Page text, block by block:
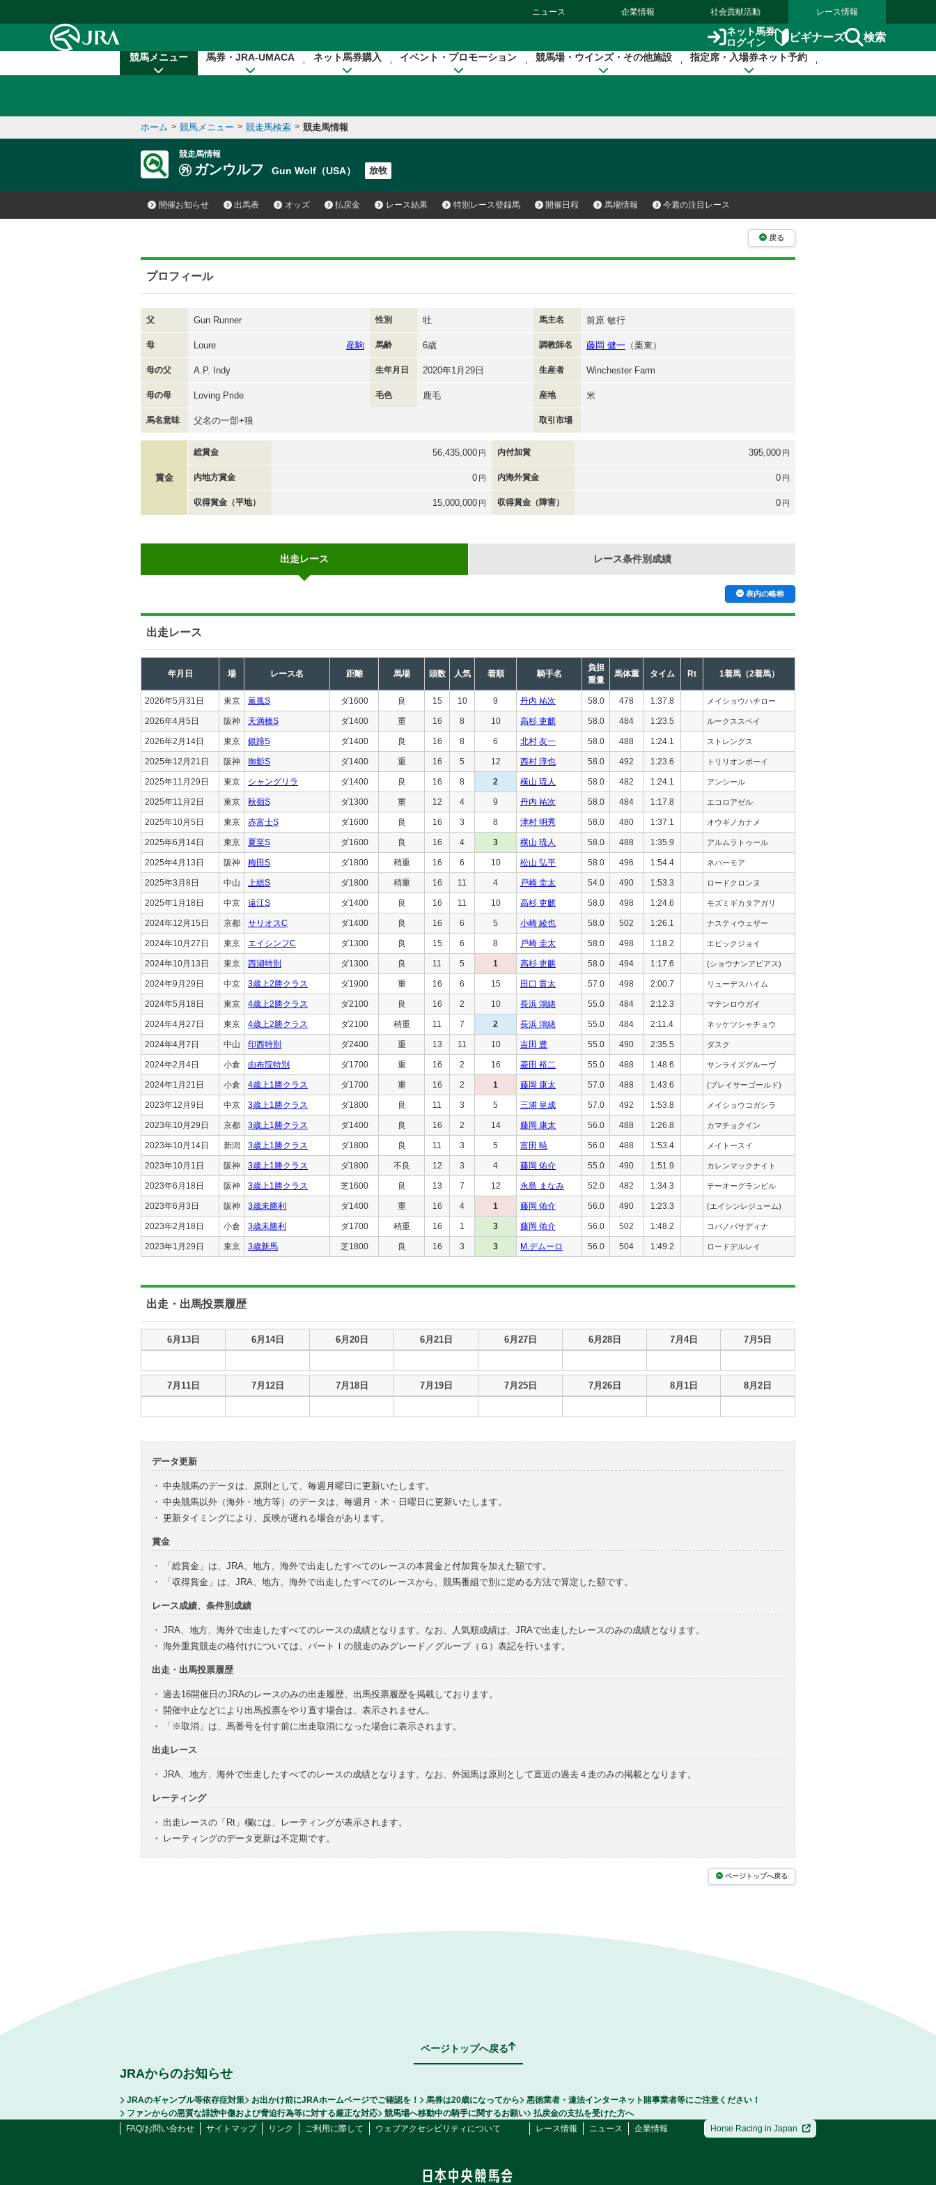
ニュース 企業情報 社会貢献活動 レース情報
ネット馬券
ログイン
ビギナーズ 検索
競馬メニュー 馬券・JRA-UMACA ネット馬券購入 イベント・プロモーション 競馬場・ウインズ・その他施設 指定席・入場券ネット予約
ホーム > 競馬メニュー > 競走馬検索 > 競走馬情報
競走馬情報
ガンウルフ Gun Wolf（USA） 放牧
開催お知らせ 出馬表 オッズ 払戻金 レース結果 特別レース登録馬 開催日程 馬場情報 今週の注目レース
戻る
プロフィール
父 Gun Runner 性別 牡 馬主名 前原 敏行
母 Loure 産駒 馬齢 6歳 調教師名 藤岡 健一 （栗東）
母の父 A.P. Indy 生年月日 2020年1月29日 生産者 Winchester Farm
母の母 Loving Pride 毛色 鹿毛 産地 米
馬名意味 父名の一部+狼 取引市場
賞金
総賞金 56,435,000 円 内付加賞 395,000 円
内地方賞金 0 円 内海外賞金 0 円
収得賞金（平地） 15,000,000 円 収得賞金（障害） 0 円
出走レース レース条件別成績
表内の略称
出走レース
年月日 場 レース名 距離 馬場 頭数 人気 着順 騎手名
負担
重量
馬体重 タイム Rt 1着馬（2着馬）
2026年5月31日 東京 薫風S ダ1600 良 15 10 9 丹内 祐次 58.0 478 1:37.8 メイショウハチロー
2026年4月5日 阪神 天満橋S ダ1400 重 16 8 10 高杉 吏麒 58.0 484 1:23.5 ルークススペイ
2026年2月14日 東京 銀蹄S ダ1400 良 16 8 6 北村 友一 58.0 488 1:24.1 ストレングス
2025年12月21日 阪神 御影S ダ1400 重 16 5 12 西村 淳也 58.0 492 1:23.6 トリリオンボーイ
2025年11月29日 東京 シャングリラ ダ1400 良 16 8 2 横山 琉人 58.0 482 1:24.1 アンシール
2025年11月2日 東京 秋嶺S ダ1300 重 12 4 9 丹内 祐次 58.0 484 1:17.8 エコロアゼル
2025年10月5日 東京 赤富士S ダ1600 良 16 3 8 津村 明秀 58.0 480 1:37.1 オウギノカナメ
2025年6月14日 東京 夏至S ダ1600 良 16 4 3 横山 琉人 58.0 488 1:35.9 アルムラトゥール
2025年4月13日 阪神 梅田S ダ1800 稍重 16 6 10 松山 弘平 58.0 496 1:54.4 ネバーモア
2025年3月8日 中山 上総S ダ1800 稍重 16 11 4 戸崎 圭太 54.0 490 1:53.3 ロードクロンヌ
2025年1月18日 中京 遠江S ダ1400 良 16 11 10 高杉 吏麒 58.0 498 1:24.6 モズミギカタアガリ
2024年12月15日 京都 サリオスC ダ1400 良 16 6 5 小崎 綾也 58.0 502 1:26.1 ナスティウェザー
2024年10月27日 東京 エイシンフC ダ1300 良 15 6 8 戸崎 圭太 58.0 498 1:18.2 エピックジョイ
2024年10月13日 東京 西湖特別 ダ1300 良 11 5 1 高杉 吏麒 58.0 494 1:17.6 (ショウナンアビアス)
2024年9月29日 中京 3歳上2勝クラス ダ1900 重 16 6 15 田口 貫太 57.0 498 2:00.7 リューデスハイム
2024年5月18日 東京 4歳上2勝クラス ダ2100 良 16 2 10 長浜 鴻緒 55.0 484 2:12.3 マテンロウガイ
2024年4月27日 東京 4歳上2勝クラス ダ2100 稍重 11 7 2 長浜 鴻緒 55.0 484 2:11.4 ネッケツシャチョウ
2024年4月7日 中山 印西特別 ダ2400 重 13 11 10 吉田 豊 55.0 490 2:35.5 ダスク
2024年2月4日 小倉 由布院特別 ダ1700 重 16 2 16 菱田 裕二 55.0 488 1:48.6 サンライズグルーヴ
2024年1月21日 小倉 4歳上1勝クラス ダ1700 重 16 2 1 藤岡 康太 57.0 488 1:43.6 (プレイサーゴールド)
2023年12月9日 中京 3歳上1勝クラス ダ1800 良 11 3 5 三浦 皇成 57.0 492 1:53.8 メイショウコガシラ
2023年10月29日 京都 3歳上1勝クラス ダ1400 良 16 2 14 藤岡 康太 56.0 488 1:26.8 カマチョクイン
2023年10月14日 新潟 3歳上1勝クラス ダ1800 良 11 3 5 富田 暁 56.0 488 1:53.4 メイトースイ
2023年10月1日 阪神 3歳上1勝クラス ダ1800 不良 12 3 4 藤岡 佑介 55.0 490 1:51.9 カレンマックナイト
2023年6月18日 阪神 3歳上1勝クラス 芝1600 良 13 7 12 永島 まなみ 52.0 482 1:34.3 テーオーグランビル
2023年6月3日 阪神 3歳未勝利 ダ1400 重 16 4 1 藤岡 佑介 56.0 490 1:23.3 (エイシンレジューム)
2023年2月18日 小倉 3歳未勝利 ダ1700 稍重 16 1 3 藤岡 佑介 56.0 502 1:48.2 コパノパサディナ
2023年1月29日 東京 3歳新馬 芝1800 良 16 3 3 M.デムーロ 56.0 504 1:49.2 ロードデルレイ
出走・出馬投票履歴
出走・出馬投票履歴
6月13日 6月14日 6月20日 6月21日 6月27日 6月28日 7月4日 7月5日
出走・出馬投票履歴
7月11日 7月12日 7月18日 7月19日 7月25日 7月26日 8月1日 8月2日
データ更新
・ 中央競馬のデータは、原則として、毎週月曜日に更新いたします。
・ 中央競馬以外（海外・地方等）のデータは、毎週月・木・日曜日に更新いたします。
・ 更新タイミングにより、反映が遅れる場合があります。
賞金
・
「総賞金」は、JRA、地方、海外で出走したすべてのレースの本賞金と付加賞を加えた額です。
・
「収得賞金」は、JRA、地方、海外で出走したすべてのレースから、競馬番組で別に定める方法で算定した額です。
レース成績、条件別成績
・ JRA、地方、海外で出走したすべてのレースの成績となります。なお、人気順成績は、JRAで出走したレースのみの成績となります。
・ 海外重賞競走の格付けについては、パートⅠの競走のみグレード／グループ（Ｇ）表記を行います。
出走・出馬投票履歴
・ 過去16開催日のJRAのレースのみの出走履歴、出馬投票履歴を掲載しております。
・ 開催中止などにより出馬投票をやり直す場合は、表示されません。
・
「※取消」は、馬番号を付す前に出走取消になった場合に表示されます。
出走レース
・ JRA、地方、海外で出走したすべてのレースの成績となります。なお、外国馬は原則として直近の過去４走のみの掲載となります。
レーティング
・ 出走レースの「Rt」欄には、レーティングが表示されます。
・
レーティングのデータ更新は不定期です。
ページトップへ戻る
ページトップへ戻る
JRAからのお知らせ
JRAのギャンブル等依存症対策 お出かけ前にJRAホームページでご確認を！ 馬券は20歳になってから
悪徳業者・違法インターネット賭事業者等にご注意ください！
ファンからの悪質な誹謗中傷および脅迫行為等に対する厳正な対応
競馬場へ移動中の騎手に関するお願い
払戻金の支払を受けた方へ
FAQ/お問い合わせ
サイトマップ リンク ご利用に際して ウェブアクセシビリティについて レース情報 ニュース 企業情報 Horse Racing in Japan